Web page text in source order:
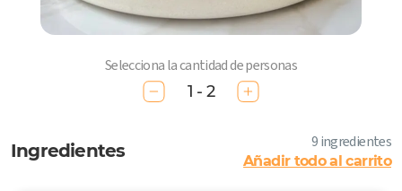
Selecciona la cantidad de personas
1 - 2
Ingredientes 9 ingredientes
Añadir todo al carrito